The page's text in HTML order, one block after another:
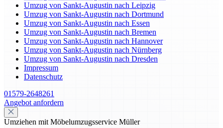
Umzug von Sankt-Augustin nach Leipzig
Umzug von Sankt-Augustin nach Dortmund
Umzug von Sankt-Augustin nach Essen
Umzug von Sankt-Augustin nach Bremen
Umzug von Sankt-Augustin nach Hannover
Umzug von Sankt-Augustin nach Nürnberg
Umzug von Sankt-Augustin nach Dresden
Impressum
Datenschutz
01579-2648261
Angebot anfordern
Umziehen mit Möbelumzugsservice Müller